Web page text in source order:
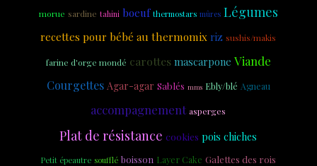
morue sardine tahini boeuf thermostars mûres Légumes
recettes pour bébé au thermomix riz sushis/makis
farine d'orge mondé carottes mascarpone Viande
Courgettes Agar-agar Sablés mms Ebly/blé Agneau
accompagnement asperges
Plat de résistance cookies pois chiches
Petit épeautre soufflé boisson Layer Cake Galettes des rois